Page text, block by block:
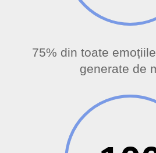
75% din toate
generate de